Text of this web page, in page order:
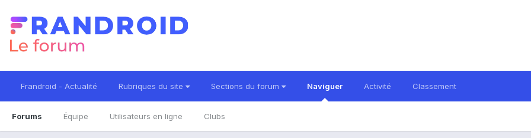
Frandroid - Actualité Rubriques du site Sections du forum Naviguer
Forums Équipe Utilisateurs en ligne Clubs
Activité Classement